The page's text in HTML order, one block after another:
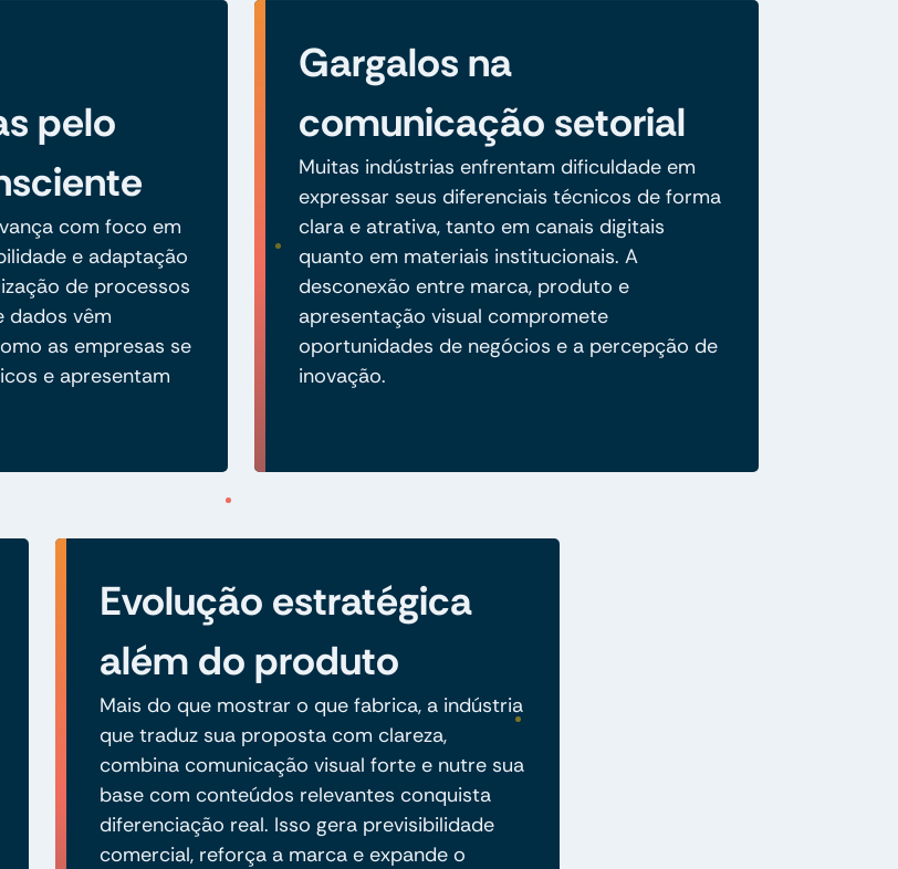
pelo
com foco em
e adaptação
de processos
dados vêm
as empresas se
e apresentam
Gargalos na
comunicação setorial
Muitas indústrias enfrentam dificuldade em
expressar seus diferenciais técnicos de forma
clara e atrativa, tanto em canais digitais
quanto em materiais institucionais. A
desconexão entre marca, produto e
apresentação visual compromete
oportunidades de negócios e a percepção de
inovação.
Evolução estratégica
além do produto
Mais do que mostrar o que fabrica, a indústria
que traduz sua proposta com clareza,
combina comunicação visual forte e nutre sua
base com conteúdos relevantes conquista
diferenciação real. Isso gera previsibilidade
comercial, reforça a marca e expande o